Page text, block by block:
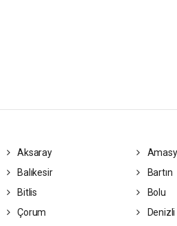
Aksaray
Balıkesir
Bartın
Bitlis
Bolu
Çorum
Denizli